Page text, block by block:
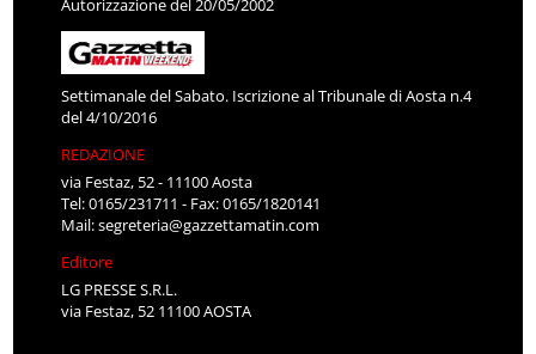
Autorizzazione del 20/05/2002
Settimanale del Sabato. Iscrizione al Tribunale di Aosta n.4
del 4/10/2016
REDAZIONE
via Festaz, 52 - 11100 Aosta
Tel: 0165/231711 - Fax: 0165/1820141
Mail:segreteria@gazzettamatin.com
Editore
LG PRESSE S.R.L.
via Festaz, 52 11100 AOSTA